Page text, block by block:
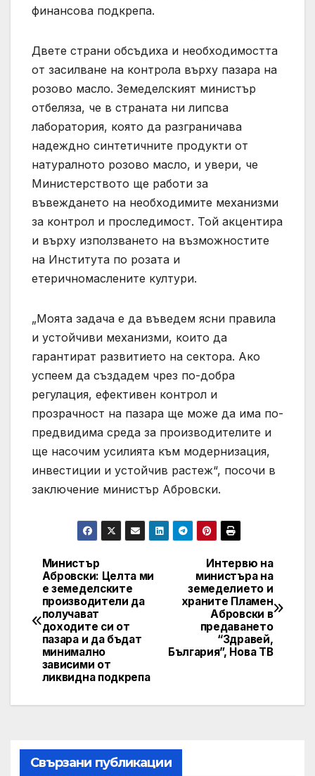
финансова подкрепа.
Двете страни обсъдиха и необходимостта
от засилване на контрола върху пазара на
розово масло. Земеделският министър
отбеляза, че в страната ни липсва
лаборатория, която да разграничава
надеждно синтетичните продукти от
натуралното розово масло, и увери, че
Министерството ще работи за
въвеждането на необходимите механизми
за контрол и проследимост. Той акцентира
и върху използването на възможностите
на Института по розата и
етеричномаслените култури.
„Моята задача е да въведем ясни правила
и устойчиви механизми, които да
гарантират развитието на сектора. Ако
успеем да създадем чрез по-добра
регулация, ефективен контрол и
прозрачност на пазара ще може да има по-
предвидима среда за производителите и
ще насочим усилията към модернизация,
инвестиции и устойчив растеж“, посочи в
заключение министър Абровски.
Post
navigation
Интервю на
министъра на
земеделието и
храните Пламен
Абровски в
предаването
“Здравей,
България”, Нова ТВ
Министър
Абровски: Целта ми
е земеделските
производители да
получават
доходите си от
пазара и да бъдат
минимално
зависими от
ликвидна подкрепа
Свързани публикации